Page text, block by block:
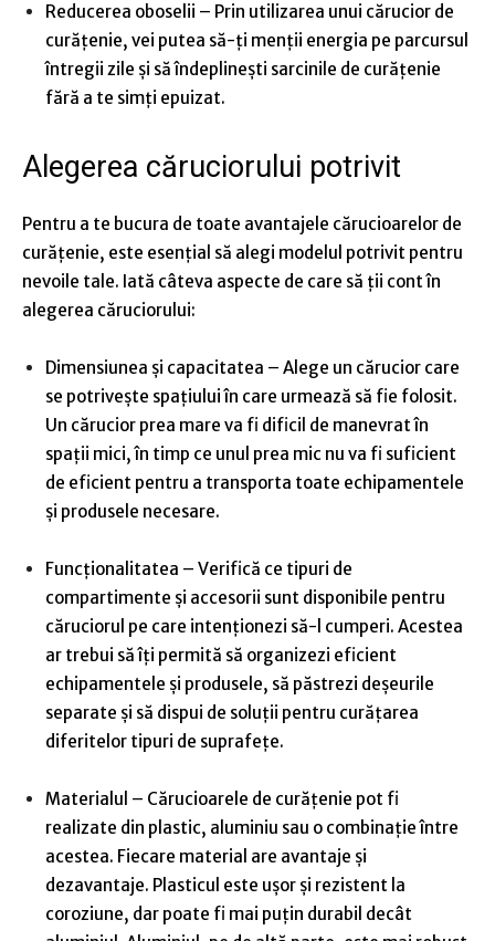
Reducerea oboselii – Prin utilizarea unui cărucior de
curățenie, vei putea să-ți menții energia pe parcursul
întregii zile și să îndeplinești sarcinile de curățenie
fără a te simți epuizat.
Alegerea căruciorului potrivit
Pentru a te bucura de toate avantajele cărucioarelor de
curățenie, este esențial să alegi modelul potrivit pentru
nevoile tale. Iată câteva aspecte de care să ții cont în
alegerea căruciorului:
Dimensiunea și capacitatea – Alege un cărucior care
se potrivește spațiului în care urmează să fie folosit.
Un cărucior prea mare va fi dificil de manevrat în
spații mici, în timp ce unul prea mic nu va fi suficient
de eficient pentru a transporta toate echipamentele
și produsele necesare.
Funcționalitatea – Verifică ce tipuri de
compartimente și accesorii sunt disponibile pentru
căruciorul pe care intenționezi să-l cumperi. Acestea
ar trebui să îți permită să organizezi eficient
echipamentele și produsele, să păstrezi deșeurile
separate și să dispui de soluții pentru curățarea
diferitelor tipuri de suprafețe.
Materialul – Cărucioarele de curățenie pot fi
realizate din plastic, aluminiu sau o combinație între
acestea. Fiecare material are avantaje și
dezavantaje. Plasticul este ușor și rezistent la
coroziune, dar poate fi mai puțin durabil decât